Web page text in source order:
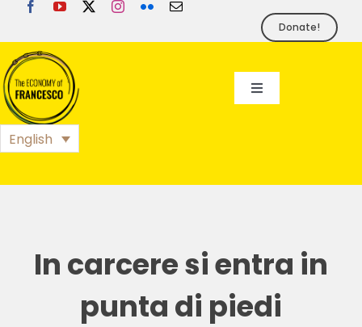
content
Donate!
Toggle
EoF
BLOG
English
In carcere si entra in
punta di piedi